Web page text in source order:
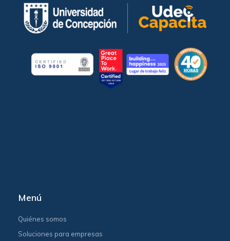
Menú
Quiénes somos
Soluciones para empresas